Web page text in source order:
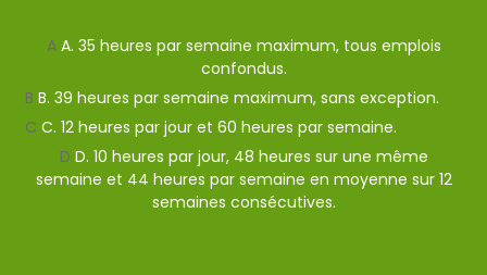
A A. 35 heures par semaine maximum, tous emplois
confondus.
B B. 39 heures par semaine maximum, sans exception.
C C. 12 heures par jour et 60 heures par semaine.
D D. 10 heures par jour, 48 heures sur une même
semaine et 44 heures par semaine en moyenne sur 12
semaines consécutives.